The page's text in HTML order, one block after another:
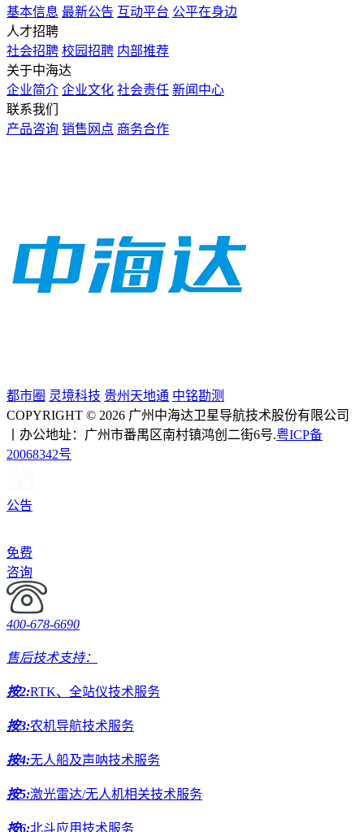
基本信息 最新公告 互动平台 公平在身边
人才招聘
社会招聘 校园招聘 内部推荐
关于中海达
企业简介 企业文化 社会责任 新闻中心
联系我们
产品咨询 销售网点 商务合作
都市圈 灵境科技 贵州天地通 中铭勘测
COPYRIGHT © 2026 广州中海达卫星导航技术股份有限公司
丨办公地址：广州市番禺区南村镇鸿创二街6号.粤ICP备
20068342号
公告
免费
咨询
400-678-6690
售后技术支持：
按2:RTK、全站仪技术服务
按3:农机导航技术服务
按4:无人船及声呐技术服务
按5:激光雷达/无人机相关技术服务
按6:北斗应用技术服务